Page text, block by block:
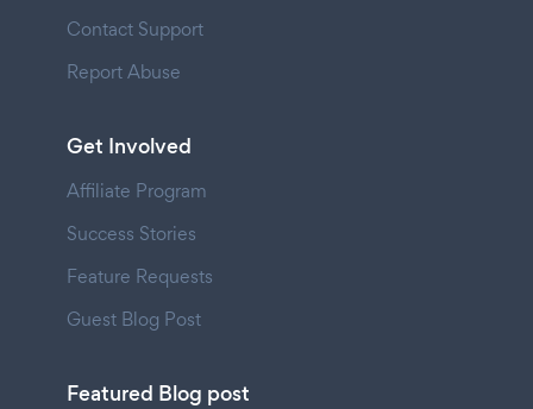
Contact Support
Report Abuse
Get Involved
Affiliate Program
Success Stories
Feature Requests
Guest Blog Post
Featured Blog post